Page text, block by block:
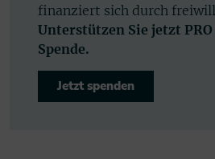
finanziert sich durch
Unterstützen Sie jetzt
Spende.
Jetzt spenden